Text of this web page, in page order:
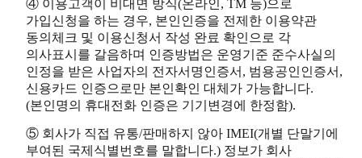
④ 이용고객이 비대면 방식(온라인, TM 등)으로
가입신청을 하는 경우, 본인인증을 전제한 이용약관
동의체크 및 이용신청서 작성 완료 확인으로 각
의사표시를 갈음하며 인증방법은 운영기준 준수사실의
인정을 받은 사업자의 전자서명인증서, 범용공인인증서,
신용카드 인증으로만 본인확인 대체가 가능합니다.
(본인명의 휴대전화 인증은 기기변경에 한정함).
⑤ 회사가 직접 유통/판매하지 않아 IMEI(개별 단말기에
부여된 국제식별번호를 말합니다.) 정보가 회사